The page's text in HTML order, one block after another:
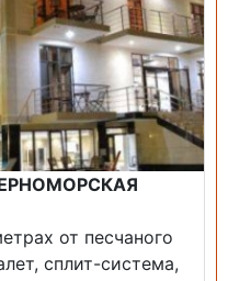
от песчаного
сплит-система,